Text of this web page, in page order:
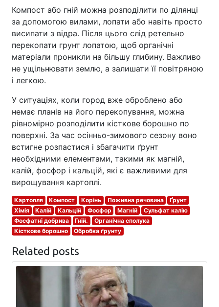
Компост або гній можна розподілити по ділянці
за допомогою вилами, лопати або навіть просто
висипати з відра. Після цього слід ретельно
перекопати грунт лопатою, щоб органічні
матеріали проникли на більшу глибину. Важливо
не ущільнювати землю, а залишати її повітряною
і легкою.
У ситуаціях, коли город вже оброблено або
немає планів на його перекопування, можна
рівномірно розподілити кісткове борошно по
поверхні. За час осінньо-зимового сезону воно
встигне розпастися і збагачити ґрунт
необхідними елементами, такими як магній,
калій, фосфор і кальцій, які є важливими для
вирощування картоплі.
Картопля Компост Корінь Поживна речовина
Ґрунт
Хімія
Калій Кальцій Фосфор Магній
Сульфат калію
Фосфатні добрива
Гній.
Органічна сполука
Кісткове борошно
Обробка ґрунту
Related posts